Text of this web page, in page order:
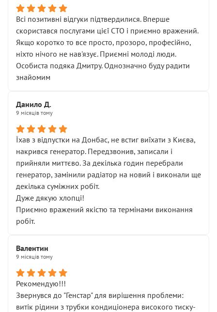
Всі позитивні відгуки підтвердилися. Вперше
скористався послугами цієї СТО і приємно вражений.
Якщо коротко то все просто, прозоро, професійно,
ніхто нічого не нав'язує. Приємні молоді люди.
Особиста подяка Дмитру. Однозначно буду радити
знайомим
Данило Д.
9 місяців тому
Їхав з відпустки на Донбас, не встиг виїхати з Києва,
накрився генератор. Передзвонив, записали і
прийняли миттєво. За декілька годин перебрали
генератор, замінили радіатор на новий і виконали ще
декілька суміжних робіт.
Дуже дякую хлопці!
Приємно вражений якістю та термінами виконання
робіт.
Валентин
9 місяців тому
Рекомендую!!!
Звернувся до "Генстар" для вирішення проблеми:
витік рідини з трубки кондиціонера високого тиску-